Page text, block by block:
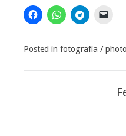
Posted in fotografia /
articoli